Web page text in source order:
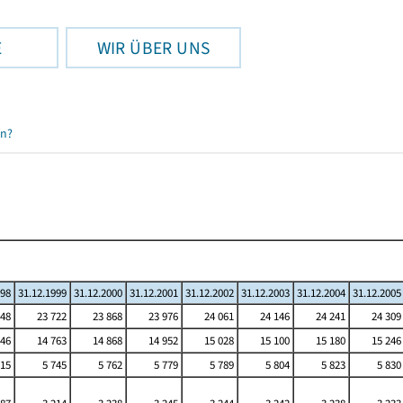
WIR ÜBER UNS
31.12.1999 31.12.2000 31.12.2001 31.12.2002 31.12.2003 31.12.2004 31.12.2005
23 722 23 868 23 976 24 061 24 146 24 241
24 309
14 763 14 868 14 952 15 028 15 100 15 180
15 246
5 745 5 762 5 779 5 789 5 804 5 823
5 830